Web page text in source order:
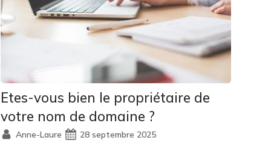
Etes-vous bien le propriétaire de
votre nom de domaine ?
Anne-Laure 28 septembre 2025